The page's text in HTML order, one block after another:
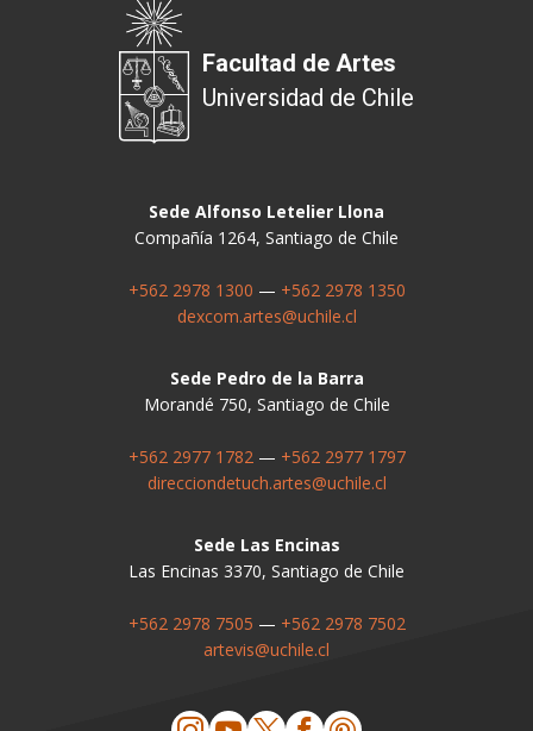
Facultad de Artes
Universidad de Chile
Sede Alfonso Letelier Llona
Compañía 1264, Santiago de Chile
+562 2978 1300 — +562 2978 1350
dexcom.artes@uchile.cl
Sede Pedro de la Barra
Morandé 750, Santiago de Chile
+562 2977 1782— +562 2977 1797
direcciondetuch.artes@uchile.cl
Sede Las Encinas
Las Encinas 3370, Santiago de Chile
+562 2978 7505 — +562 2978 7502
artevis@uchile.cl